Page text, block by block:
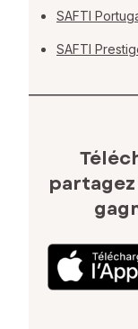
SAFTI
SAFTI